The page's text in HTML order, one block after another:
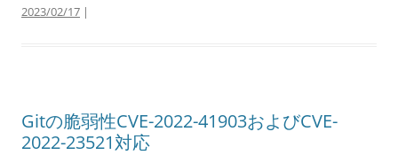
2023/02/17 |
Gitの脆弱性CVE-2022-41903およびCVE-
2022-23521対応